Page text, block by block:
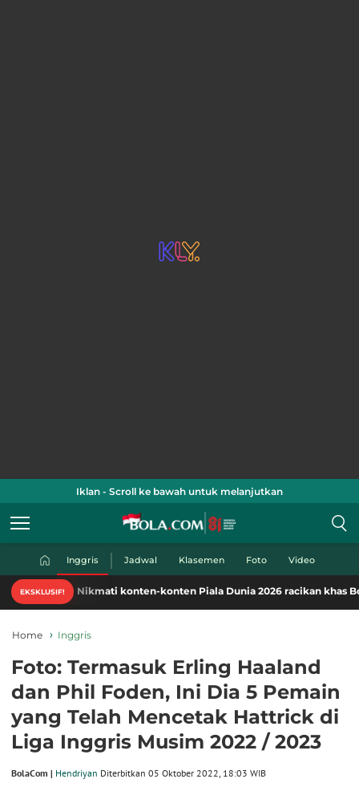
Iklan - Scroll ke bawah untuk melanjutkan
Inggris Jadwal Klasemen Foto Video
EKSKLUSIF!Nikmati konten-konten Piala Dunia 2026 racikan khas
Home Inggris
Foto: Termasuk Erling Haaland
dan Phil Foden, Ini Dia 5 Pemain
yang Telah Mencetak Hattrick di
Liga Inggris Musim 2022 / 2023
BolaCom | Hendriyan Diterbitkan 05 Oktober 2022, 18:03 WIB